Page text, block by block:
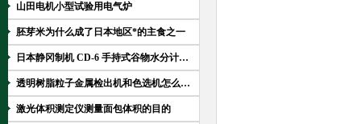
山田电机小型试验用电气炉
胚芽米为什么成了日本地区*的主食之一
日本静冈制机 CD-6 手持式谷物水分计产品介绍
透明树脂粒子金属检出机和色选机怎么搭配
激光体积测定仪测量面包体积的目的